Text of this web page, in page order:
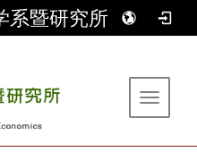
系暨研究所
Toggle